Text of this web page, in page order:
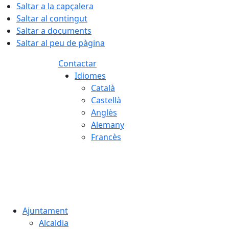
Saltar a la capçalera
Saltar al contingut
Saltar a documents
Saltar al peu de pàgina
Contactar
Idiomes
Català
Castellà
Anglès
Alemany
Francès
Ajuntament
Alcaldia